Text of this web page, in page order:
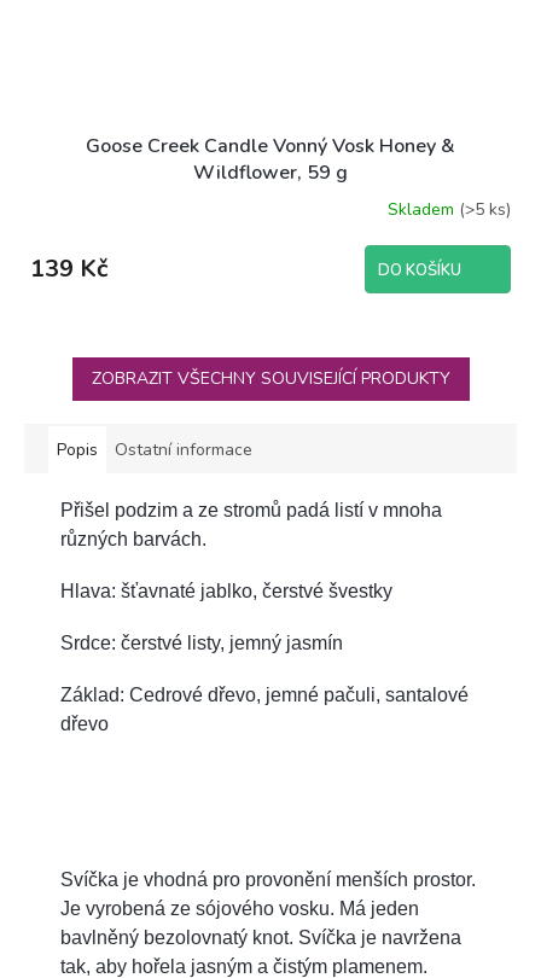
Goose Creek Candle Vonný Vosk Honey &
Wildflower, 59 g
produktu
je
hvězdiček.
Skladem (>5 ks)
139 Kč DO KOŠÍKU
ZOBRAZIT VŠECHNY SOUVISEJÍCÍ PRODUKTY
Popis Ostatní informace
Přišel podzim a ze stromů padá listí v mnoha
různých barvách.
Hlava: šťavnaté jablko, čerstvé švestky
Srdce: čerstvé listy, jemný jasmín
Základ: Cedrové dřevo, jemné pačuli, santalové
dřevo
Svíčka je vhodná pro provonění menších prostor.
Je vyrobená ze sójového vosku. Má jeden
bavlněný bezolovnatý knot. Svíčka je navržena
tak, aby hořela jasným a čistým plamenem.